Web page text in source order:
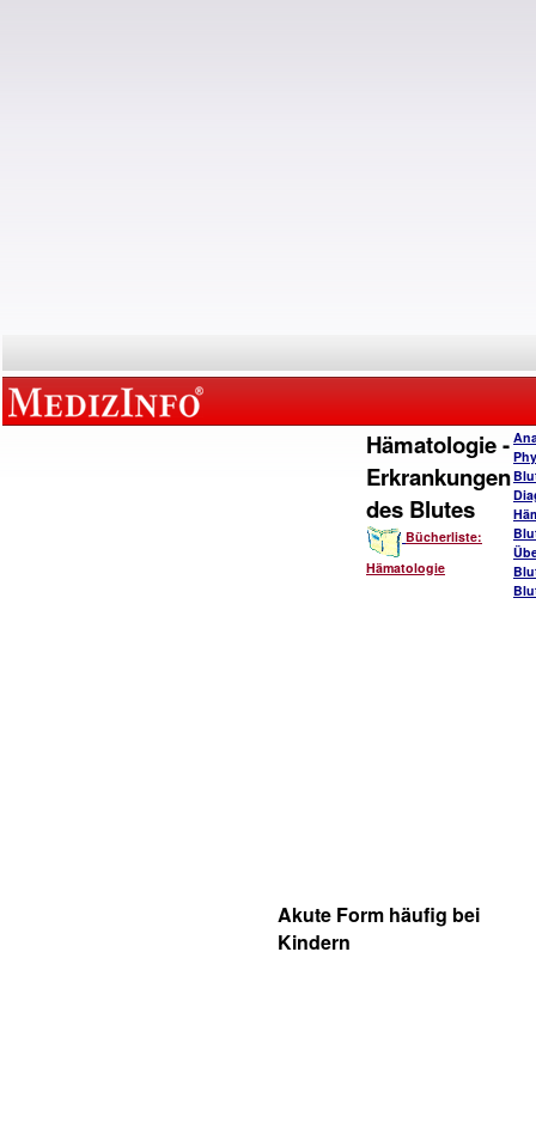
Hämatologie -
Erkrankungen
des Blutes
Bücherliste:
Hämatologie
Akute Form häufig bei
Kindern